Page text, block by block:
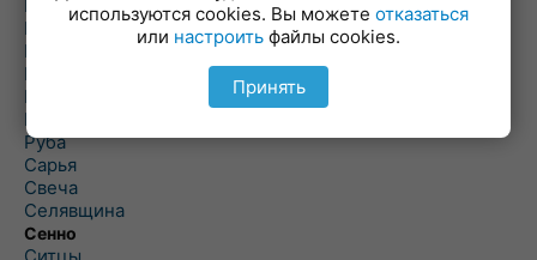
Погоща
Подсвилье
Полоцк
Поставы
Прозороки
Россоны
Руба
Сарья
Свеча
Селявщина
Сенно
используются cookies. Вы можете отказаться
или настроить файлы cookies.
Принять